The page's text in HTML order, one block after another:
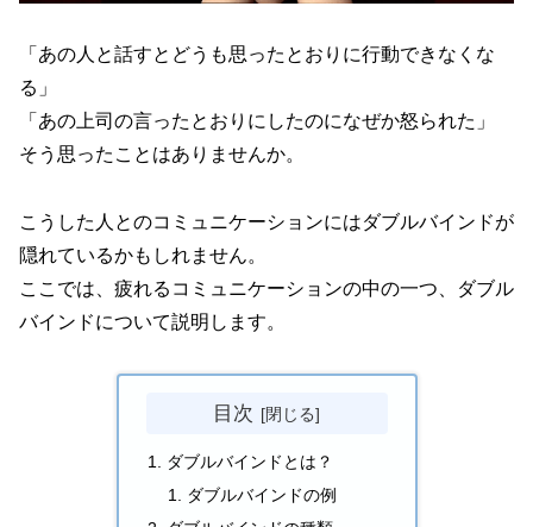
「あの人と話すとどうも思ったとおりに行動できなくな
る」
「あの上司の言ったとおりにしたのになぜか怒られた」
そう思ったことはありませんか。
こうした人とのコミュニケーションにはダブルバインドが
隠れているかもしれません。
ここでは、疲れるコミュニケーションの中の一つ、ダブル
バインドについて説明します。
目次
ダブルバインドとは？
ダブルバインドの例